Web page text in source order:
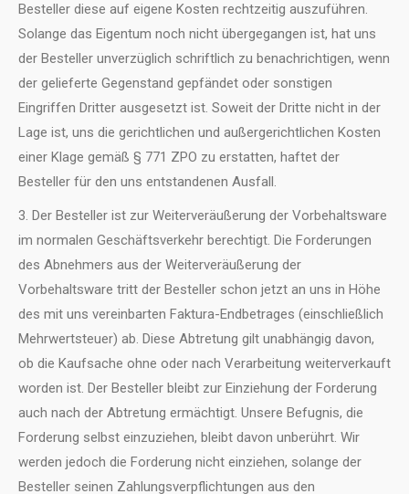
Besteller diese auf eigene Kosten rechtzeitig auszuführen.
Solange das Eigentum noch nicht übergegangen ist, hat uns
der Besteller unverzüglich schriftlich zu benachrichtigen, wenn
der gelieferte Gegenstand gepfändet oder sonstigen
Eingriffen Dritter ausgesetzt ist. Soweit der Dritte nicht in der
Lage ist, uns die gerichtlichen und außergerichtlichen Kosten
einer Klage gemäß § 771 ZPO zu erstatten, haftet der
Besteller für den uns entstandenen Ausfall.
3. Der Besteller ist zur Weiterveräußerung der Vorbehaltsware
im normalen Geschäftsverkehr berechtigt. Die Forderungen
des Abnehmers aus der Weiterveräußerung der
Vorbehaltsware tritt der Besteller schon jetzt an uns in Höhe
des mit uns vereinbarten Faktura-Endbetrages (einschließlich
Mehrwertsteuer) ab. Diese Abtretung gilt unabhängig davon,
ob die Kaufsache ohne oder nach Verarbeitung weiterverkauft
worden ist. Der Besteller bleibt zur Einziehung der Forderung
auch nach der Abtretung ermächtigt. Unsere Befugnis, die
Forderung selbst einzuziehen, bleibt davon unberührt. Wir
werden jedoch die Forderung nicht einziehen, solange der
Besteller seinen Zahlungsverpflichtungen aus den